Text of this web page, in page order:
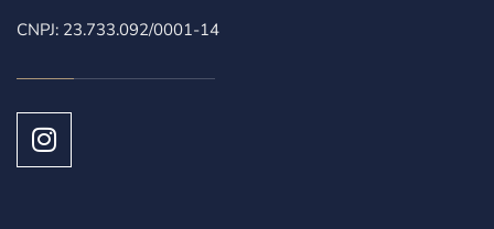
CNPJ: 23.733.092/0001-14